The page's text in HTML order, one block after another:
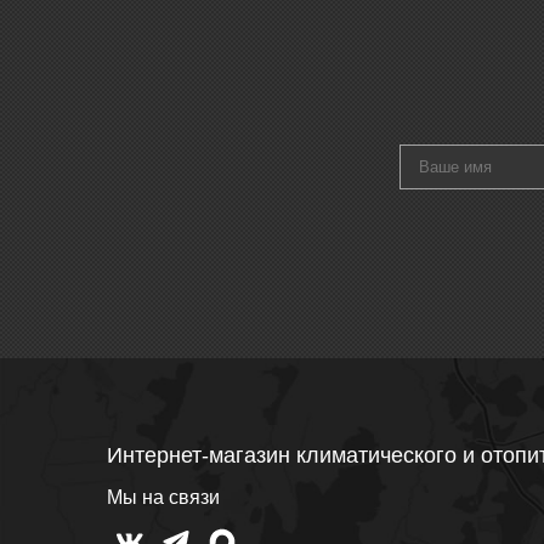
Интернет-магазин климатического и
Мы на связи